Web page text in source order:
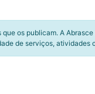
os publicam. A
de serviços, atividades